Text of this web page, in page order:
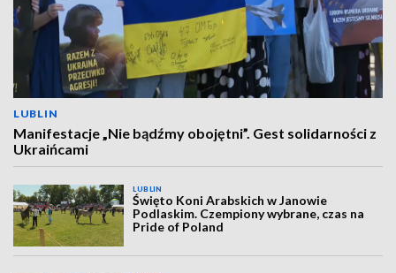
LUBLIN
Manifestacje „Nie bądźmy obojętni”. Gest solidarności z
Ukraińcami
LUBLIN
Święto Koni Arabskich w Janowie
Podlaskim. Czempiony wybrane, czas na
Pride of Poland